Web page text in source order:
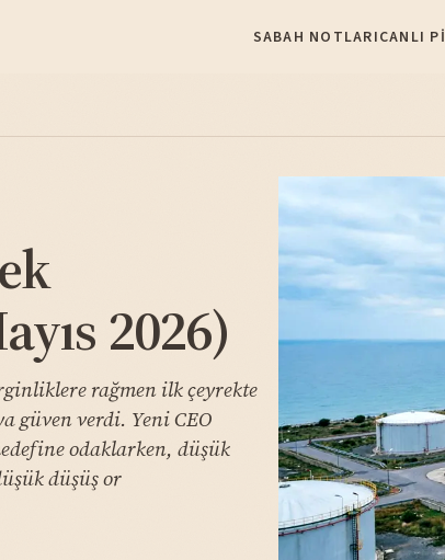
SABAH NOTLARICANLI
2026)
rağmen ilk çeyrekte
güven verdi. Yeni CEO
odaklarken, düşük
düşüş or